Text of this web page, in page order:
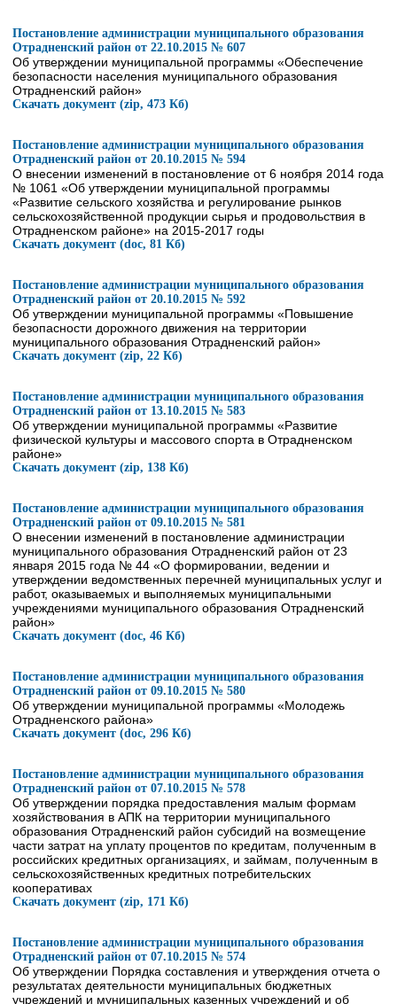
Постановление администрации муниципального образования
Отрадненский район от 22.10.2015 № 607
Об утверждении муниципальной программы «Обеспечение
безопасности населения муниципального образования
Отрадненский район»
Скачать документ (zip, 473 Кб)
Постановление администрации муниципального образования
Отрадненский район от 20.10.2015 № 594
О внесении изменений в постановление от 6 ноября 2014 года
№ 1061 «Об утверждении муниципальной программы
«Развитие сельского хозяйства и регулирование рынков
сельскохозяйственной продукции сырья и продовольствия в
Отрадненском районе» на 2015-2017 годы
Скачать документ (doc, 81 Кб)
Постановление администрации муниципального образования
Отрадненский район от 20.10.2015 № 592
Об утверждении муниципальной программы «Повышение
безопасности дорожного движения на территории
муниципального образования Отрадненский район»
Скачать документ (zip, 22 Кб)
Постановление администрации муниципального образования
Отрадненский район от 13.10.2015 № 583
Об утверждении муниципальной программы «Развитие
физической культуры и массового спорта в Отрадненском
районе»
Скачать документ (zip, 138 Кб)
Постановление администрации муниципального образования
Отрадненский район от 09.10.2015 № 581
О внесении изменений в постановление администрации
муниципального образования Отрадненский район от 23
января 2015 года № 44 «О формировании, ведении и
утверждении ведомственных перечней муниципальных услуг и
работ, оказываемых и выполняемых муниципальными
учреждениями муниципального образования Отрадненский
район»
Скачать документ (doc, 46 Кб)
Постановление администрации муниципального образования
Отрадненский район от 09.10.2015 № 580
Об утверждении муниципальной программы «Молодежь
Отрадненского района»
Скачать документ (doc, 296 Кб)
Постановление администрации муниципального образования
Отрадненский район от 07.10.2015 № 578
Об утверждении порядка предоставления малым формам
хозяйствования в АПК на территории муниципального
образования Отрадненский район субсидий на возмещение
части затрат на уплату процентов по кредитам, полученным в
российских кредитных организациях, и займам, полученным в
сельскохозяйственных кредитных потребительских
кооперативах
Скачать документ (zip, 171 Кб)
Постановление администрации муниципального образования
Отрадненский район от 07.10.2015 № 574
Об утверждении Порядка составления и утверждения отчета о
результатах деятельности муниципальных бюджетных
учреждений и муниципальных казенных учреждений и об